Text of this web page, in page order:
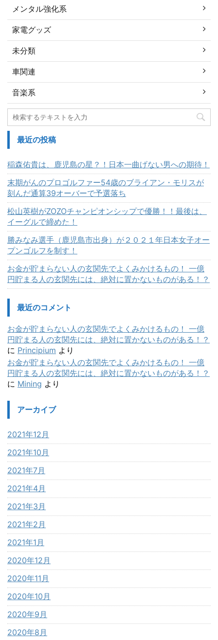
メンタル強化系
家電グッズ
未分類
車関連
音楽系
最近の投稿
稲森佑貴は、鹿児島の星？！日本一曲げない男への期待！
末期がんのプロゴルファー54歳のブライアン・モリスが
刻んだ通算39オーバーで予選落ち
松山英樹がZOZOチャンピオンシップで優勝！！最後は、
イーグルで締めた！
勝みなみ選手（鹿児島市出身）が２０２１年日本女子オー
プンゴルフを制す！
お金が貯まらない人の玄関先でよくみかけるもの！ 一億
円貯まる人の玄関先には、絶対に置かないものがある！？
最近のコメント
お金が貯まらない人の玄関先でよくみかけるもの！ 一億
円貯まる人の玄関先には、絶対に置かないものがある！？
に Principium より
お金が貯まらない人の玄関先でよくみかけるもの！ 一億
円貯まる人の玄関先には、絶対に置かないものがある！？
に Mining より
アーカイブ
2021年12月
2021年10月
2021年7月
2021年4月
2021年3月
2021年2月
2021年1月
2020年12月
2020年11月
2020年10月
2020年9月
2020年8月